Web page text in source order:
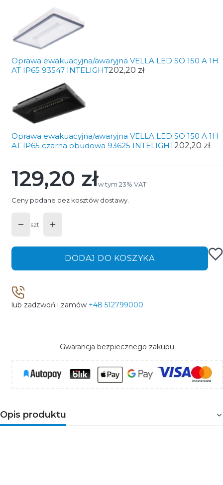
Oprawa ewakuacyjna/awaryjna VELLA LED SO 150 A 1H
AT IP65 93547 INTELIGHT202,20 zł
Oprawa ewakuacyjna/awaryjna VELLA LED SO 150 A 1H
AT IP65 czarna obudowa 93625 INTELIGHT202,20 zł
Cena
129,20 złw tym 23% VAT
w tym 23% VAT
Ceny podane bez kosztów dostawy.
szt.
DODAJ DO KOSZYKA
lub zadzwoń i zamów +48 512799000
Gwarancja bezpiecznego zakupu
Opis produktu